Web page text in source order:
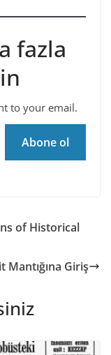
fazla
to your email.
Abone ol
of Historical
Mantığına Giriş